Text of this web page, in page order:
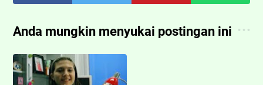
Anda mungkin menyukai postingan ini